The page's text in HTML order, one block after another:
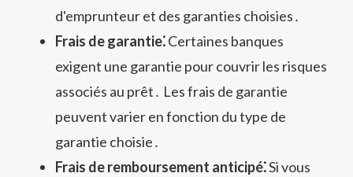
d'emprunteur et des garanties choisies․
Frais de garantie⁚Certaines banques
exigent une garantie pour couvrir les risques
associés au prêt․ Les frais de garantie
peuvent varier en fonction du type de
garantie choisie․
Frais de remboursement anticipé⁚Si vous